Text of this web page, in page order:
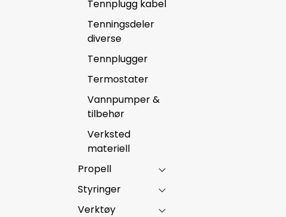
Tennplugg kabel
Tenningsdeler
diverse
Tennplugger
Termostater
Vannpumper &
tilbehør
Verksted
materiell
Propell
Styringer
Verktøy